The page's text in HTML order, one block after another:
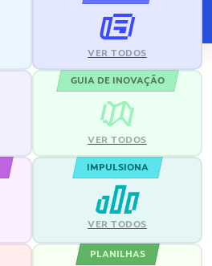
VER TODOS
GUIA DE INOVAÇÃO
VER TODOS
IMPULSIONA
VER TODOS
PLANILHAS